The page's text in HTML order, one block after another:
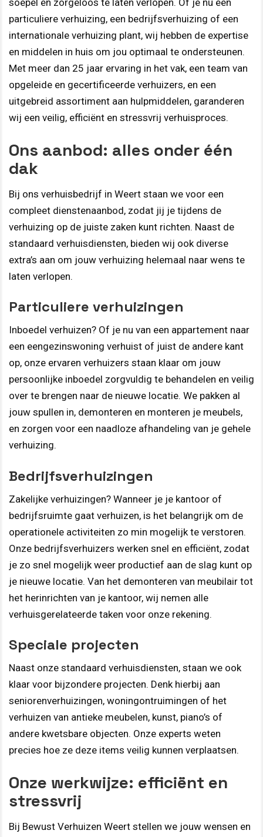
soepel en zorgeloos te laten verlopen. Of je nu een
particuliere verhuizing, een bedrijfsverhuizing of een
internationale verhuizing plant, wij hebben de expertise
en middelen in huis om jou optimaal te ondersteunen.
Met meer dan 25 jaar ervaring in het vak, een team van
opgeleide en gecertificeerde verhuizers, en een
uitgebreid assortiment aan hulpmiddelen, garanderen
wij een veilig, efficiënt en stressvrij verhuisproces.
Ons aanbod: alles onder één
dak
Bij ons verhuisbedrijf in Weert staan we voor een
compleet dienstenaanbod, zodat jij je tijdens de
verhuizing op de juiste zaken kunt richten. Naast de
standaard verhuisdiensten, bieden wij ook diverse
extra’s aan om jouw verhuizing helemaal naar wens te
laten verlopen.
Particuliere verhuizingen
Inboedel verhuizen? Of je nu van een appartement naar
een eengezinswoning verhuist of juist de andere kant
op, onze ervaren verhuizers staan klaar om jouw
persoonlijke inboedel zorgvuldig te behandelen en veilig
over te brengen naar de nieuwe locatie. We pakken al
jouw spullen in, demonteren en monteren je meubels,
en zorgen voor een naadloze afhandeling van je gehele
verhuizing.
Bedrijfsverhuizingen
Zakelijke verhuizingen? Wanneer je je kantoor of
bedrijfsruimte gaat verhuizen, is het belangrijk om de
operationele activiteiten zo min mogelijk te verstoren.
Onze bedrijfsverhuizers werken snel en efficiënt, zodat
je zo snel mogelijk weer productief aan de slag kunt op
je nieuwe locatie. Van het demonteren van meubilair tot
het herinrichten van je kantoor, wij nemen alle
verhuisgerelateerde taken voor onze rekening.
Speciale projecten
Naast onze standaard verhuisdiensten, staan we ook
klaar voor bijzondere projecten. Denk hierbij aan
seniorenverhuizingen, woningontruimingen of het
verhuizen van antieke meubelen, kunst, piano’s of
andere kwetsbare objecten. Onze experts weten
precies hoe ze deze items veilig kunnen verplaatsen.
Onze werkwijze: efficiënt en
stressvrij
Bij Bewust Verhuizen Weert stellen we jouw wensen en